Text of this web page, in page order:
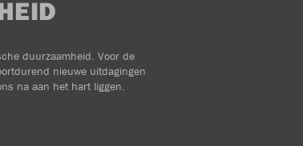
duurzaamheid. Voor de
nieuwe uitdagingen
na aan het hart liggen.